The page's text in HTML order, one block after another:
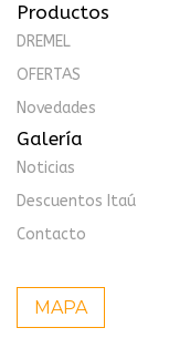
Productos
DREMEL
OFERTAS
Novedades
Galería
Noticias
Descuentos Itaú
Contacto
MAPA